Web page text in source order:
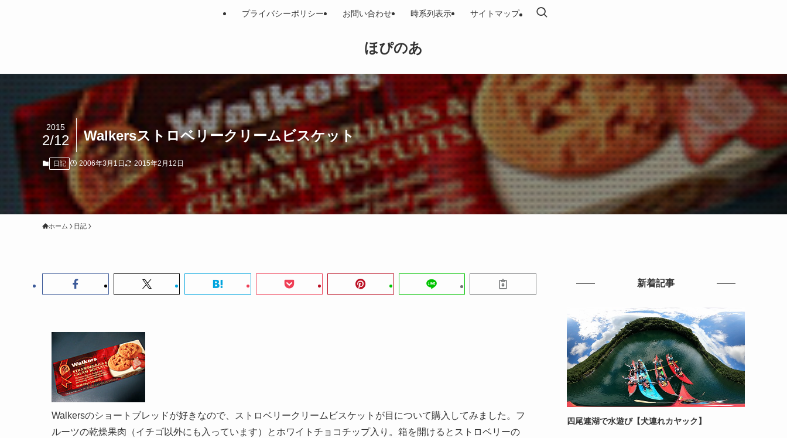
ほぴのあ
プライバシーポリシー お問い合わせ 時系列表示 サイトマップ
Walkersストロベリークリームビスケット
2015
2/12
日記 2006年3月1日 2015年2月12日
ホーム 日記
Walkersのショートブレッドが好きなので、ストロベリークリームビスケットが目について購入してみました。フ
ルーツの乾燥果肉（イチゴ以外にも入っています）とホワイトチョコチップ入り。箱を開けるとストロベリーの
新着記事
四尾連湖で水遊び【犬連れカヤック】